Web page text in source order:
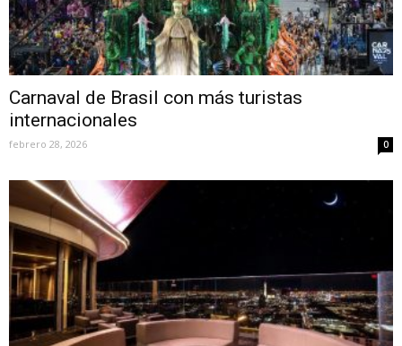
Carnaval de Brasil con más turistas
internacionales
febrero 28, 2026 0